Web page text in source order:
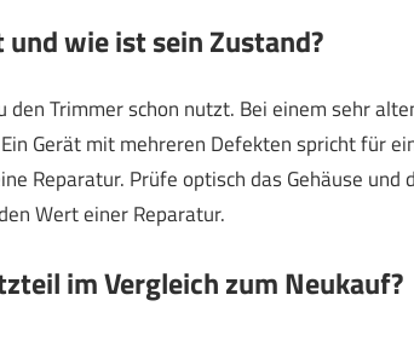
wie ist sein Zustand?
den Trimmer schon nutzt. Bei einem sehr
Gerät mit mehreren Defekten spricht für
Reparatur. Prüfe optisch das Gehäuse und
Wert einer Reparatur.
im Vergleich zum Neukauf?